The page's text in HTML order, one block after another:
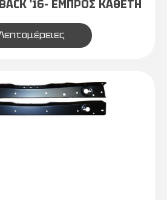
'16- ΕΜΠΡΟΣ ΚΑΘΕΤΗ